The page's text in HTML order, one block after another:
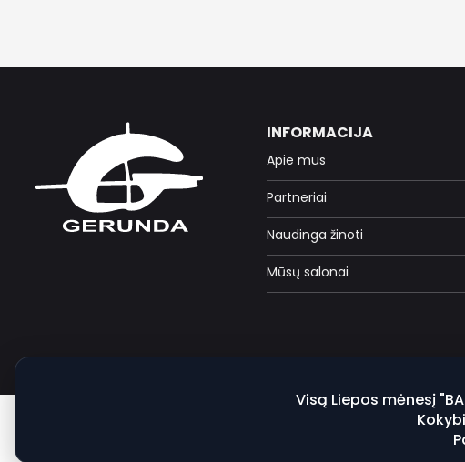
INFORMACIJA
Apie mus
Partneriai
Naudinga žinoti
Mūsų salonai
Visą Liepos mėnesį